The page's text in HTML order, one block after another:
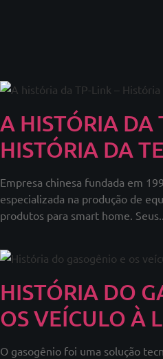
A HISTÓRIA DA
HISTÓRIA DA
Empresa chinesa fundada em
especializada na produção de
produtos para smart home.
HISTÓRIA DO
OS VEÍCULO À
O gasogênio foi uma solução